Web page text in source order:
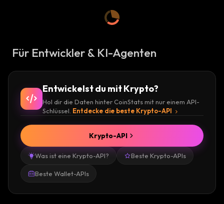
Für Entwickler & KI-Agenten
Entwickelst du mit Krypto?
Hol dir die Daten hinter CoinStats mit nur einem API-
Schlüssel. Entdecke die beste Krypto-API
Was ist eine Krypto-API? Beste Krypto-APIs
Beste Wallet-APIs
Krypto-API